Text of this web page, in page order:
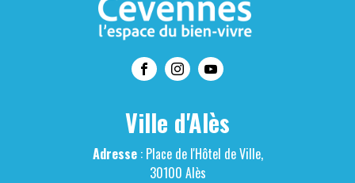
Ville d'Alès
Adresse: Place de l'Hôtel de Ville,
30100 Alès